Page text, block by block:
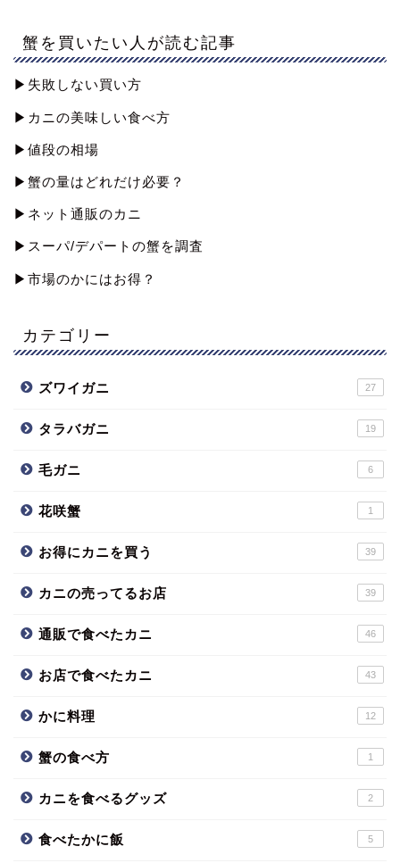
蟹を買いたい人が読む記事
▶︎失敗しない買い方
▶︎カニの美味しい食べ方
▶︎値段の相場
▶︎蟹の量はどれだけ必要？
▶︎ネット通販のカニ
▶︎スーパ/デパートの蟹を調査
▶︎市場のかにはお得？
カテゴリー
ズワイガニ 27
タラバガニ 19
毛ガニ 6
花咲蟹 1
お得にカニを買う 39
カニの売ってるお店 39
通販で食べたカニ 46
お店で食べたカニ 43
かに料理 12
蟹の食べ方 1
カニを食べるグッズ 2
食べたかに飯 5